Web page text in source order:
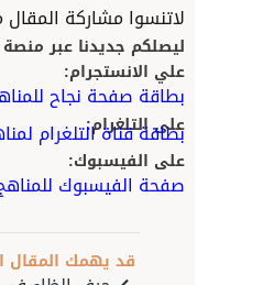
لاتنسوا مشاركة المقال مع
ليصلكم جديدنا عبر منصة نجاح
علي الانستجرام:
بطاقة صفحة نجاح للمناهج
على التلغرام:
بطاقة قناة التلغرام لمناهج ا
على الفيسبوك:
صفحة الفيسبوك للمناهج ا
قد يهمك المقال التالي :